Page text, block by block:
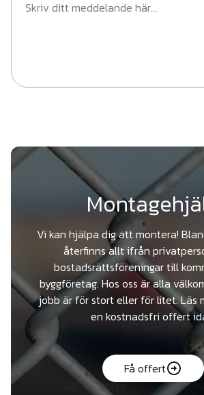
Vi kan hjälpa dig att montera!
återfinns allt ifrån
bostadsrättsföreningar till
byggföretag. Hos oss är alla
jobb är för stort eller för litet. Läs
en kostnadsfri offert
Få offert